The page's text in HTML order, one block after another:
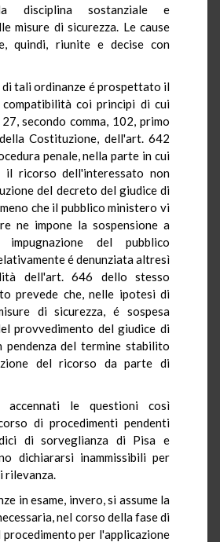
disciplina sostanziale e
misure di sicurezza. Le cause
quindi, riunite e decise con
di tali ordinanze é prospettato il
coi principi di cui
secondo comma, 102, primo
Costituzione, dell'art. 642
penale, nella parte in cui
il ricorso dell'interessato non
del decreto del giudice di
che il pubblico ministero vi
ne impone la sospensione a
del pubblico
é denunziata altresì
dell'art. 646 dello stesso
prevede che, nelle ipotesi di
di sicurezza, é sospesa
provvedimento del giudice di
pendenza del termine stabilito
del ricorso da parte di
accennati le questioni così
di procedimenti pendenti
di sorveglianza di Pisa e
dichiararsi inammissibili per
rilevanza.
in esame, invero, si assume la
nel corso della fase di
per l'applicazione